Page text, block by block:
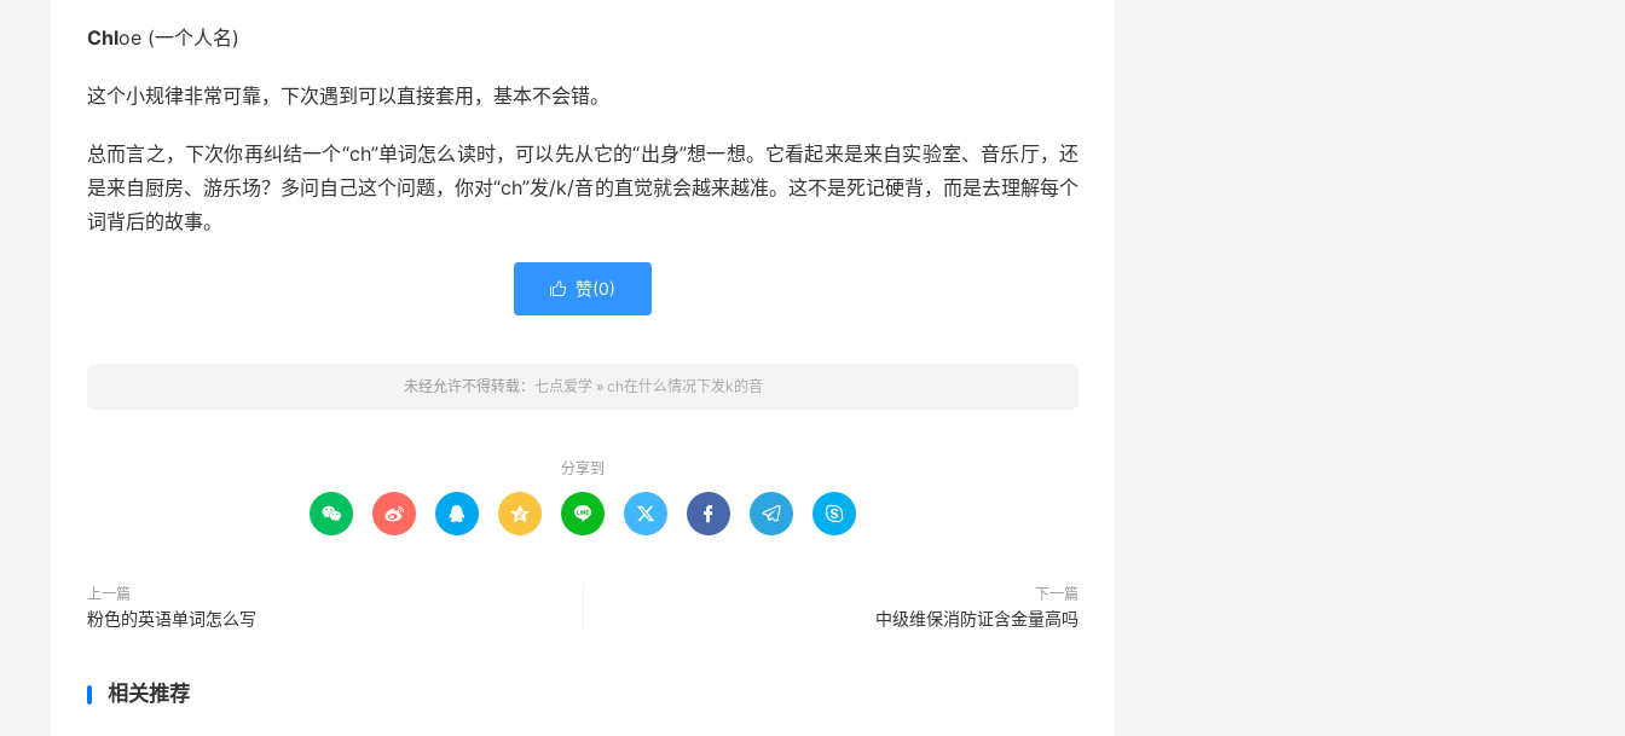
Chloe (一个人名)
这个小规律非常可靠，下次遇到可以直接套用，基本不会错。
总而言之，下次你再纠结一个“ch”单词怎么读时，可以先从它的“出身”想一想。它看起来是来自实验室、音乐厅，还
是来自厨房、游乐场？多问自己这个问题，你对“ch”发/k/音的直觉就会越来越准。这不是死记硬背，而是去理解每个
词背后的故事。
 赞(0)
未经允许不得转载： 七点爱学 » ch在什么情况下发k的音
分享到
        
上一篇
粉色的英语单词怎么写
下一篇
中级维保消防证含金量高吗
相关推荐